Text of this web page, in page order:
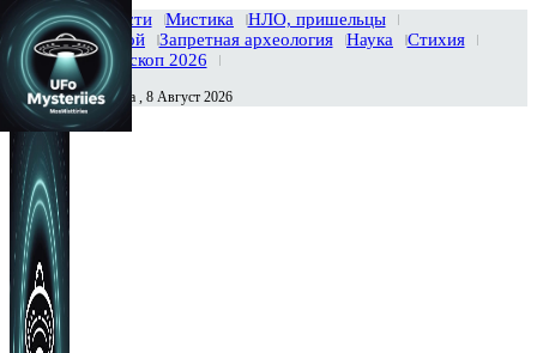
Главная Новости Мистика
НЛО, пришельцы
Тайны вселенной
Запретная археология Наука
Стихия
История
Гороскоп 2026
Сегодня Суббота , 8 Август 2026